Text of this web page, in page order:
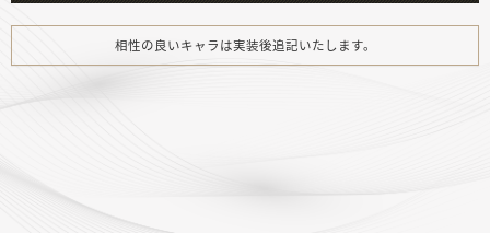
相性の良いキャラは実装後追記いたします。